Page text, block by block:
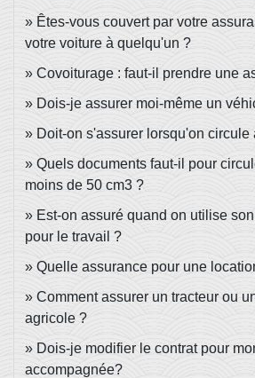
Êtes-vous couvert par votre
votre voiture à quelqu'un ?
Covoiturage : faut-il prendre une
Dois-je assurer moi-même un
Doit-on s'assurer lorsqu'on circule
Quels documents faut-il pour
moins de 50 cm3 ?
Est-on assuré quand on utilise
pour le travail ?
Quelle assurance pour une
Comment assurer un tracteur ou
agricole ?
Dois-je modifier le contrat pour
accompagnée?